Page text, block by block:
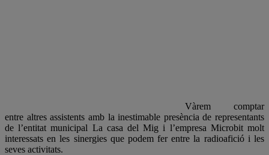
Vàrem comptar
entre altres assistents amb la inestimable presència de representants
de l’entitat municipal La casa del Mig i l’empresa Microbit molt
interessats en les sinergies que podem fer entre la radioafició i les
seves activitats.